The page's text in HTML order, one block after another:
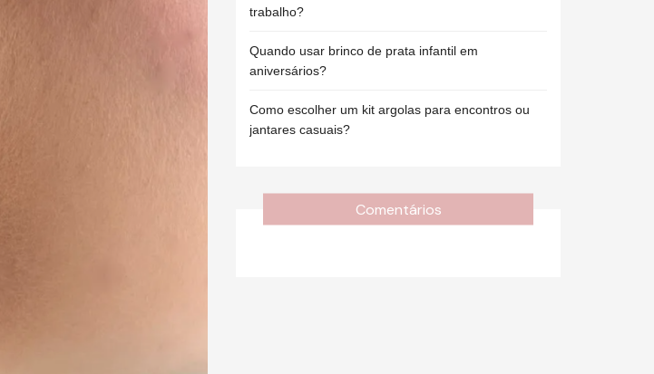
trabalho?
Quando usar brinco de prata infantil em
aniversários?
Como escolher um kit argolas para encontros ou
jantares casuais?
Comentários